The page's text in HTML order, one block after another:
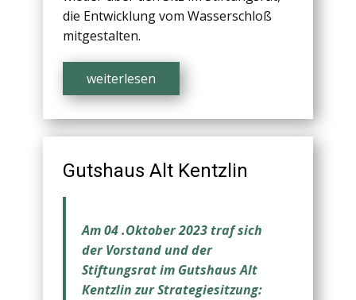
die Entwicklung vom Wasserschloß
mitgestalten.
weiterlesen
Gutshaus Alt Kentzlin
Am 04 .Oktober 2023 traf sich
der Vorstand und der
Stiftungsrat im Gutshaus Alt
Kentzlin zur Strategiesitzung: